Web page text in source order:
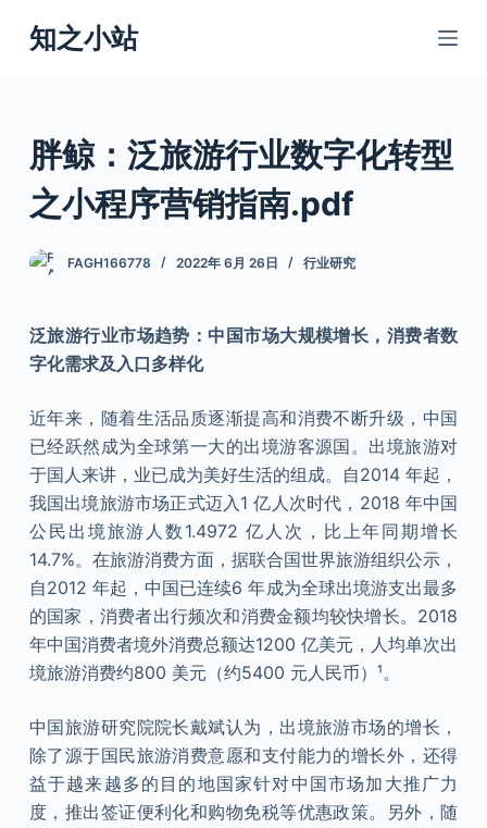
跳
过
知之小站
胖鲸：泛旅游行业数字化转型
之小程序营销指南.pdf
FAGH166778 2022年 6月 26日 行业研究
泛旅游行业市场趋势：中国市场大规模增长，消费者数
字化需求及入口多样化
近年来，随着生活品质逐渐提高和消费不断升级，中国
已经跃然成为全球第一大的出境游客源国。出境旅游对
于国人来讲，业已成为美好生活的组成。自2014 年起，
我国出境旅游市场正式迈入1 亿人次时代，2018 年中国
公民出境旅游人数1.4972 亿人次，比上年同期增长
14.7%。在旅游消费方面，据联合国世界旅游组织公示，
自2012 年起，中国已连续6 年成为全球出境游支出最多
的国家，消费者出行频次和消费金额均较快增长。2018
年中国消费者境外消费总额达1200 亿美元，人均单次出
境旅游消费约800 美元（约5400 元人民币）¹。
中国旅游研究院院长戴斌认为，出境旅游市场的增长，
除了源于国民旅游消费意愿和支付能力的增长外，还得
益于越来越多的目的地国家针对中国市场加大推广力
度，推出签证便利化和购物免税等优惠政策。另外，随